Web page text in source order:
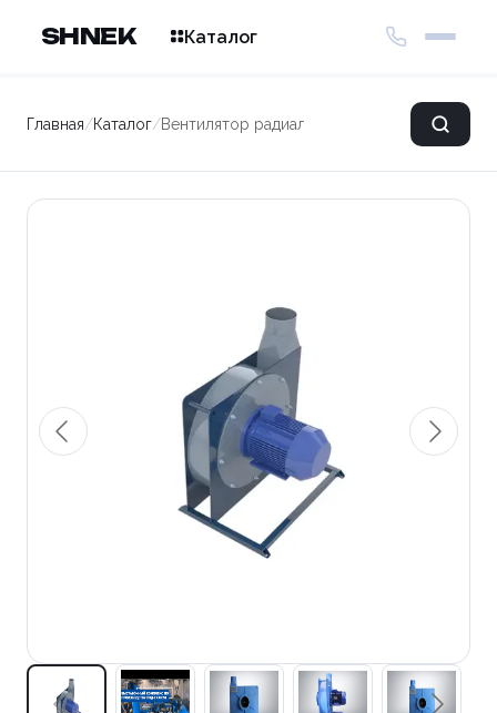
SHNEK Каталог
Главная/Каталог/Вентилятор радиальный (мотор-улитка)